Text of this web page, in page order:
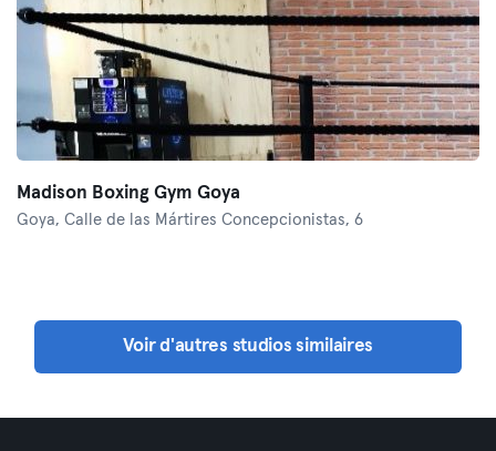
Madison Boxing Gym Goya
Goya, Calle de las Mártires Concepcionistas, 6
Voir d'autres studios similaires